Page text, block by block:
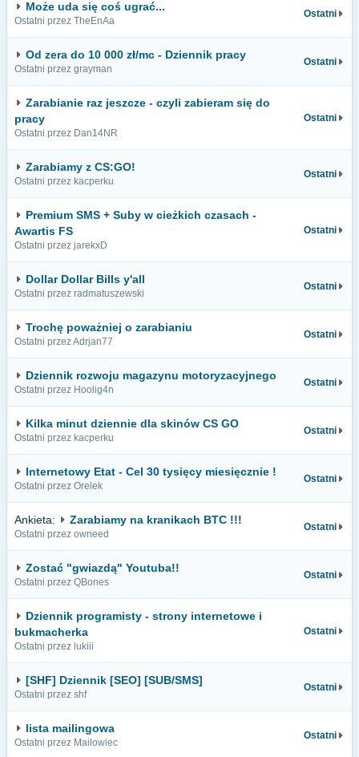
Może uda się coś ugrać...
Ostatni przez TheEnAa
Ostatni
Od zera do 10 000 zł/mc - Dziennik pracy
Ostatni przez grayman
Ostatni
Zarabianie raz jeszcze - czyli zabieram się do
pracy
Ostatni przez Dan14NR
Ostatni
Zarabiamy z CS:GO!
Ostatni przez kacperku
Ostatni
Premium SMS + Suby w cieżkich czasach -
Awartis FS
Ostatni przez jarekxD
Ostatni
Dollar Dollar Bills y'all
Ostatni przez radmatuszewski
Ostatni
Trochę poważniej o zarabianiu
Ostatni przez Adrjan77
Ostatni
Dziennik rozwoju magazynu motoryzacyjnego
Ostatni przez Hoolig4n
Ostatni
Kilka minut dziennie dla skinów CS GO
Ostatni przez kacperku
Ostatni
Internetowy Etat - Cel 30 tysięcy miesięcznie !
Ostatni przez Orelek
Ostatni
Ankieta: Zarabiamy na kranikach BTC !!!
Ostatni przez owneed
Ostatni
Zostać "gwiazdą" Youtuba!!
Ostatni przez QBones
Ostatni
Dziennik programisty - strony internetowe i
bukmacherka
Ostatni przez lukiii
Ostatni
[SHF] Dziennik [SEO] [SUB/SMS]
Ostatni przez shf
Ostatni
lista mailingowa
Ostatni przez Mailowiec
Ostatni